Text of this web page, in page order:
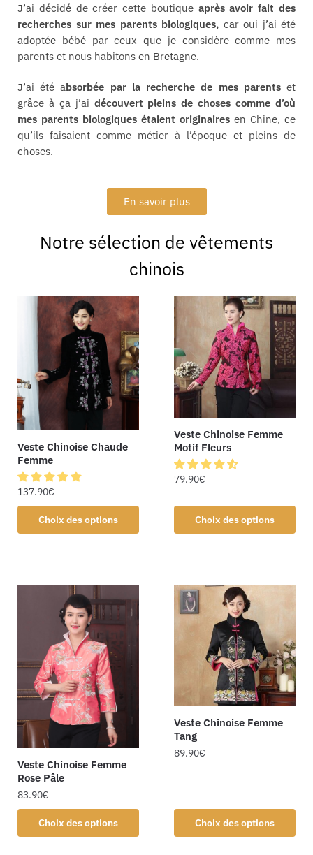
J’ai décidé de créer cette boutique après avoir fait des
recherches sur mes parents biologiques, car oui j’ai été
adoptée bébé par ceux que je considère comme mes
parents et nous habitons en Bretagne.
J’ai été absorbée par la recherche de mes parentset
grâce à ça j’ai découvert pleins de choses comme d’où
mes parents biologiques étaient originaires en Chine, ce
qu’ils faisaient comme métier à l’époque et pleins de
choses.
En savoir plus
Notre sélection de vêtements
chinois
Veste Chinoise Chaude
Femme
137.90€
Choix des options
Veste Chinoise Femme
Motif Fleurs
79.90€
Choix des options
Veste Chinoise Femme
Rose Pâle
83.90€
Choix des options
Veste Chinoise Femme
Tang
89.90€
Choix des options